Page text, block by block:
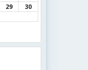
29
30